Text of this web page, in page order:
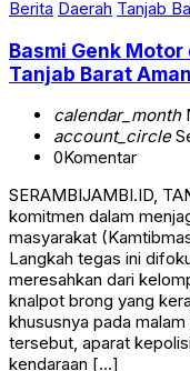
Tanjab Barat
account_circle
0Komentar
komitmen dalam
masyarakat
Langkah tegas ini
meresahkan dari
knalpot brong yang
khususnya pada
tersebut, aparat
kendaraan […]